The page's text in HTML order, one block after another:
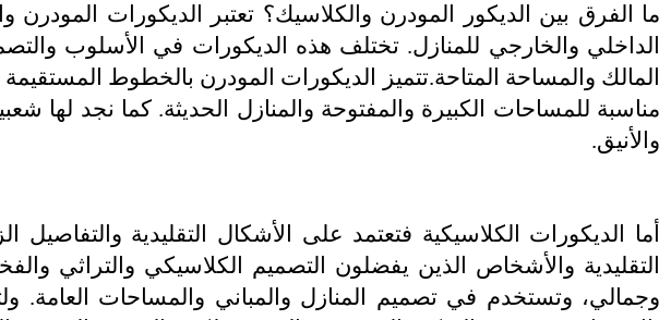
ما الفرق بين الديكور المودرن والكلاسيك؟ تعتبر الديكورات
الداخلي والخارجي للمنازل. تختلف هذه الديكورات في الأسلوب
المالك والمساحة المتاحة.تتميز الديكورات المودرن بالخطوط المستقيمة
مناسبة للمساحات الكبيرة والمفتوحة والمنازل الحديثة. كما نجد
والأنيق.
أما الديكورات الكلاسيكية فتعتمد على الأشكال التقليدية والتفاصيل
التقليدية والأشخاص الذين يفضلون التصميم الكلاسيكي والتراثي
وجمالي، وتستخدم في تصميم المنازل والمباني والمساحات العامة.